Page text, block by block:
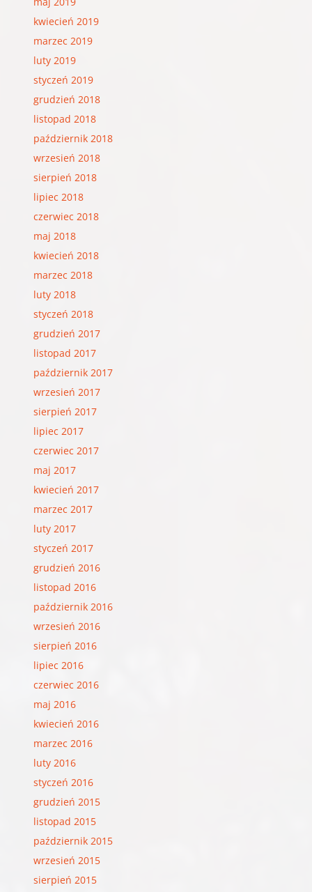
kwiecień 2019
marzec 2019
luty 2019
styczeń 2019
grudzień 2018
listopad 2018
październik 2018
wrzesień 2018
sierpień 2018
lipiec 2018
czerwiec 2018
maj 2018
kwiecień 2018
marzec 2018
luty 2018
styczeń 2018
grudzień 2017
listopad 2017
październik 2017
wrzesień 2017
sierpień 2017
lipiec 2017
czerwiec 2017
maj 2017
kwiecień 2017
marzec 2017
luty 2017
styczeń 2017
grudzień 2016
listopad 2016
październik 2016
wrzesień 2016
sierpień 2016
lipiec 2016
czerwiec 2016
maj 2016
kwiecień 2016
marzec 2016
luty 2016
styczeń 2016
grudzień 2015
listopad 2015
październik 2015
wrzesień 2015
sierpień 2015